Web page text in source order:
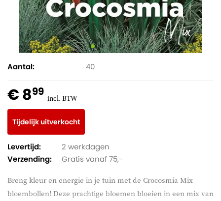
Breng kleur en energie in je tuin met de Crocosmia Mix
bloembollen! Deze prachtige bloemen bloeien in een mix van
Aantal 40
€ 899 incl. BTW
Tijdelijk uitverkocht
Levertijd:
2 werkdagen
Verzending:
Gratis vanaf 75,-